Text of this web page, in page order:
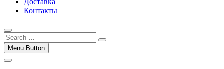
Доставка
Контакты
Menu Button